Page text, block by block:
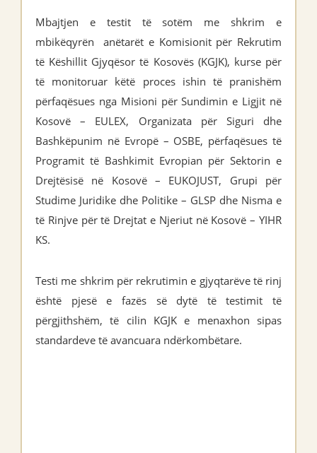
Mbajtjen e testit të sotëm me shkrim e
mbikëqyrën anëtarët e Komisionit për Rekrutim
të Këshillit Gjyqësor të Kosovës (KGJK), kurse për
të monitoruar këtë proces ishin të pranishëm
përfaqësues nga Misioni për Sundimin e Ligjit në
Kosovë – EULEX, Organizata për Siguri dhe
Bashkëpunim në Evropë – OSBE, përfaqësues të
Programit të Bashkimit Evropian për Sektorin e
Drejtësisë në Kosovë – EUKOJUST, Grupi për
Studime Juridike dhe Politike – GLSP dhe Nisma e
të Rinjve për të Drejtat e Njeriut në Kosovë – YIHR
KS.
Testi me shkrim për rekrutimin e gjyqtarëve të rinj
është pjesë e fazës së dytë të testimit të
përgjithshëm, të cilin KGJK e menaxhon sipas
standardeve të avancuara ndërkombëtare.